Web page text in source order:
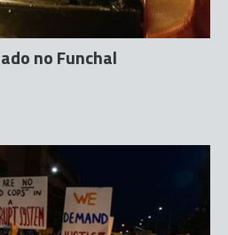
no Funchal